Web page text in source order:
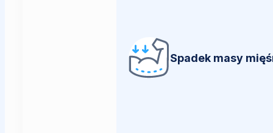
Spadek masy